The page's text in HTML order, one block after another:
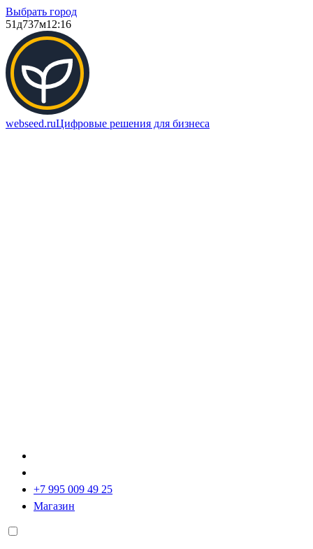
Выбрать город
51д737м12:16
webseed.ruЦифровые решения для бизнеса
+7 995 009 49 25
Магазин